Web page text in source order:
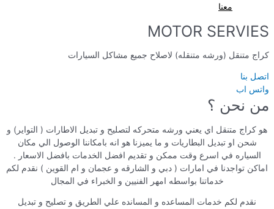
معنا
MOTOR SERVIES
كراج متنقل (ورشه متنقله) لاصلاح جميع مشاكل السيارات
اتصل بنا
واتس اب
من نحن ؟
هو كراج متنقل اي يعني ورشه متحركه لتصليح و تبديل الاطارات ( التواير) و
شحن او تبديل البطاريات و ما يميزنا هو انه بامكاننا الوصول الي مكان
السياره في اسرع وقت ممكن و تقديم افضل الخدمات بافضل الاسعار .
اماكن تواجدنا في امارات ( دبي و الشارقه و عجمان و ام القوين ) نقدم لكم
خدماتنا بواسطه امهر الفنيين و الخبراء في المجال
نقدم لكم خدمات المساعده و المسانده علي الطريق و تصليح و تبديل